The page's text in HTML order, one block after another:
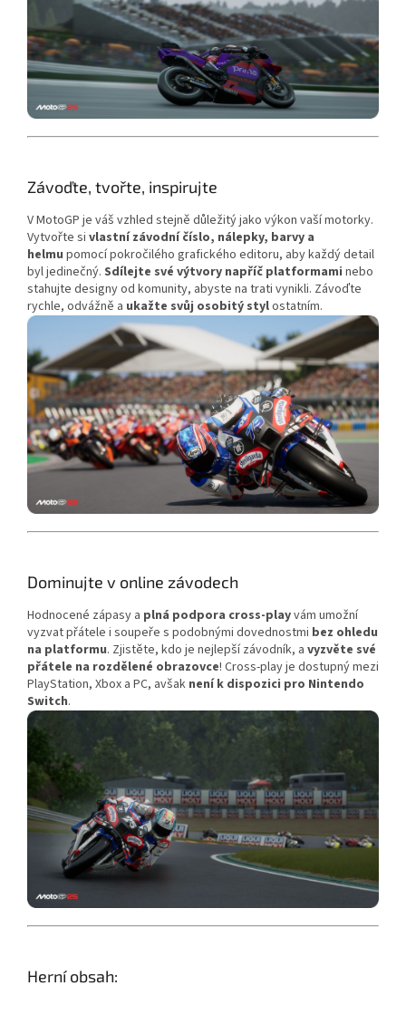
Závoďte, tvořte, inspirujte
V MotoGP je váš vzhled stejně důležitý jako výkon vaší motorky.
Vytvořte si vlastní závodní číslo, nálepky, barvy a
helmu pomocí pokročilého grafického editoru, aby každý detail
byl jedinečný. Sdílejte své výtvory napříč platformami nebo
stahujte designy od komunity, abyste na trati vynikli. Závoďte
rychle, odvážně a ukažte svůj osobitý stylostatním.
Dominujte v online závodech
Hodnocené zápasy a plná podpora cross-playvám umožní
vyzvat přátele i soupeře s podobnými dovednostmi bez ohledu
na platformu. Zjistěte, kdo je nejlepší závodník, a vyzvěte své
přátele na rozdělené obrazovce! Cross-play je dostupný mezi
PlayStation, Xbox a PC, avšak není k dispozici pro Nintendo
Switch.
Herní obsah: